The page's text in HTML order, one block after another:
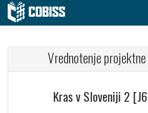
Vrednotenje
Kras v Sloveniji 2